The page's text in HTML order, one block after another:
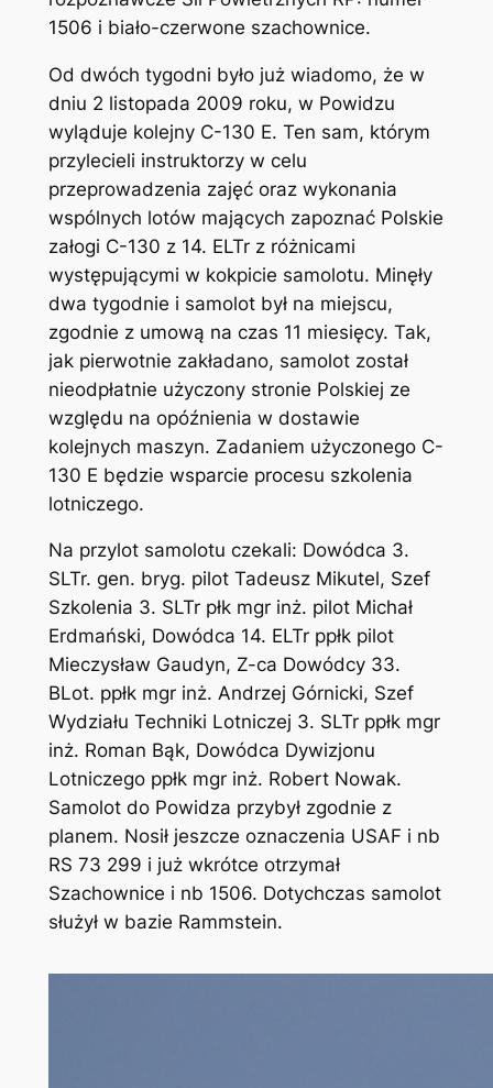
1506 i biało-czerwone szachownice.
Od dwóch tygodni było już wiadomo, że w
dniu 2 listopada 2009 roku, w Powidzu
wyląduje kolejny C-130 E. Ten sam, którym
przylecieli instruktorzy w celu
przeprowadzenia zajęć oraz wykonania
wspólnych lotów mających zapoznać Polskie
załogi C-130 z 14. ELTr z różnicami
występującymi w kokpicie samolotu. Minęły
dwa tygodnie i samolot był na miejscu,
zgodnie z umową na czas 11 miesięcy. Tak,
jak pierwotnie zakładano, samolot został
nieodpłatnie użyczony stronie Polskiej ze
względu na opóźnienia w dostawie
kolejnych maszyn. Zadaniem użyczonego C-
130 E będzie wsparcie procesu szkolenia
lotniczego.
Na przylot samolotu czekali: Dowódca 3.
SLTr. gen. bryg. pilot Tadeusz Mikutel, Szef
Szkolenia 3. SLTr płk mgr inż. pilot Michał
Erdmański, Dowódca 14. ELTr ppłk pilot
Mieczysław Gaudyn, Z-ca Dowódcy 33.
BLot. ppłk mgr inż. Andrzej Górnicki, Szef
Wydziału Techniki Lotniczej 3. SLTr ppłk mgr
inż. Roman Bąk, Dowódca Dywizjonu
Lotniczego ppłk mgr inż. Robert Nowak.
Samolot do Powidza przybył zgodnie z
planem. Nosił jeszcze oznaczenia USAF i nb
RS 73 299 i już wkrótce otrzymał
Szachownice i nb 1506. Dotychczas samolot
służył w bazie Rammstein.